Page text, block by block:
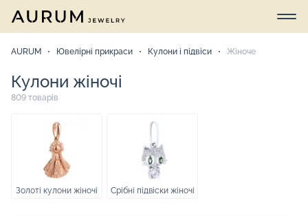
AURUM Ювелірні прикраси Кулони і підвіси Жіноче
Кулони жіночі
809 товарів
Золоті кулони жіночі Срібні підвіски жіночі